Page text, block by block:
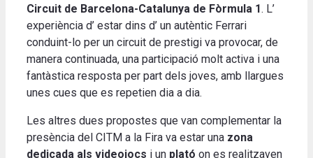
Circuit de Barcelona-Catalunya de Fòrmula 1. L’
experiència d’ estar dins d’ un autèntic Ferrari
conduint-lo per un circuit de prestigi va provocar, de
manera continuada, una participació molt activa i una
fantàstica resposta per part dels joves, amb llargues
unes cues que es repetien dia a dia.
Les altres dues propostes que van complementar la
presència del CITM a la Fira va estar una zona
dedicada als videojocs i un plató on es realitzaven